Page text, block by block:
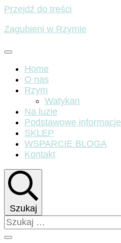
Przejdź do treści
Zagubieni w Rzymie
Home
O nas
Rzym
Watykan
Na luzie
Podstawowe informacje
SKLEP
WSPARCIE BLOGA
Kontakt
Szukaj
Szukaj: